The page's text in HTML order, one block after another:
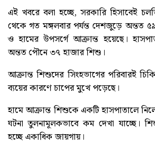
এই খবরে বলা হচ্ছে, সরকারি হিসাবেই
থেকে গত মঙ্গলবার পর্যন্ত দেশজুড়ে অন্তত
ও হামের উপসর্গে আক্রান্ত হয়েছে।
অন্তত পৌনে ৩৭ হাজার শিশু।
আক্রান্ত শিশুদের সিংহভাগের পরিবারই
ব্যয়ের কারণে চাপের মুখে পড়েছে।
হামে আক্রান্ত শিশুকে একটি হাসপাতালে
ঘটনা তুলনামূলকভাবে কম দেখা যাচ্ছে।
হচ্ছে একাধিক জায়গায়।